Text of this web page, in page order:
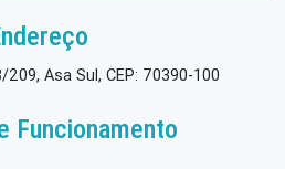
Asa Sul, CEP: 70390-100
Funcionamento